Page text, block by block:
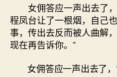
女佣答应一声出去了，
程凤台让了一根烟，自己
事，传出去反而被人曲解
现在再告诉你。”
女佣答应一声出去了，